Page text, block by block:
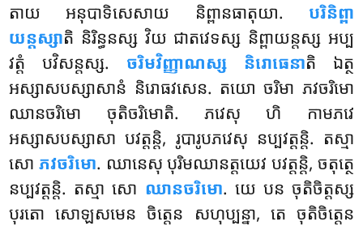
តាយ អនុបាទិសេសាយ និព្ពានធាតុយា. បរិនិព្ពា
យន្តស្សាតិ និរិន្ធនស្ស វិយ ជាតវេទស្ស និព្ពាយន្តស្ស អប្ប
វត្តំ បវិសន្តស្ស. ចរិមវិញ្ញាណស្ស និរោធេនាតិ ឯត្ថ
អស្សាសបស្សាសានំ និរោធវសេន. តយោ ចរិមា ភវចរិមោ
ឈានចរិមោ ចុតិចរិមោតិ. ភវេសុ ហិ កាមភវេ
អស្សាសបស្សាសា បវត្តន្តិ, រូបារូបភវេសុ នប្បវត្តន្តិ. តស្មា
សោ ភវចរិមោ. ឈានេសុ បុរិមឈានត្តយេវ បវត្តន្តិ, ចតុត្ថេ
នប្បវត្តន្តិ. តស្មា សោ ឈានចរិមោ. យេ បន ចុតិចិត្តស្ស
បុរតោ សោឡសមេន ចិត្តេន សហុប្បន្នា, តេ ចុតិចិត្តេន